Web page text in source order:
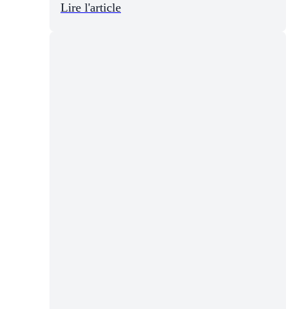
Lire l'article